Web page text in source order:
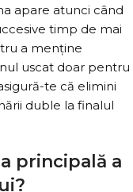
apare atunci când
timp de mai
a menține
uscat doar pentru
te că elimini
duble la finalul
principală a